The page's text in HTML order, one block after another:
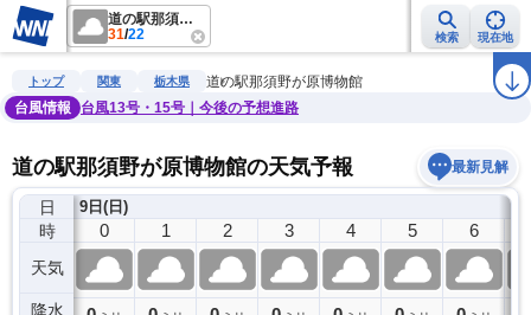
道の駅那須野が原博物館
31/22 検索 現在地
雨雲レーダー 台風情報 地震情報 警報・注意報 ラ
トップ 関東 栃木県
道の駅那須野が原博物館
台風情報
台風13号・15号｜今後の予想進路
道の駅那須野が原博物館の天気予報 最新見解
日
時
天気
降水
8日(土)
23
9日(日)
0 1 2 3 4 5 6